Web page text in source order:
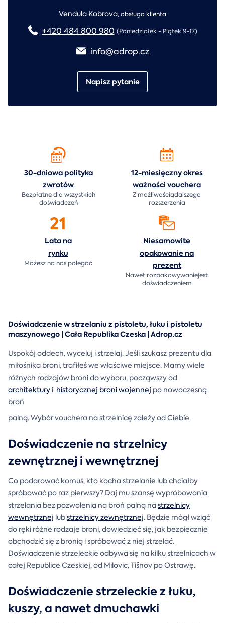
Vendula Kobrova,obsługa klienta
+420 484 800 980 (Poniedziałek - Piątek 9-17)
info@adrop.cz
Napisz pytanie
30-dniowa polityka
zwrotów
Bezpłatne dla wszystkich
doświadczeń
12-miesięczny okres
ważności vouchera
Z możliwościądalszego
rozszerzenia
21
Lata na
rynku
Możesz na nas polegać
Niesamowite
opakowanie na
prezent
Nawet rozpakowywaniejest
doświadczeniem
Doświadczenie w strzelaniu z pistoletu, łuku i pistoletu
maszynowego | Cała Republika Czeska | Adrop.cz
Uspokój oddech, wyceluj i strzelaj. Jeśli szukasz prezentu dla
miłośnika broni, trafiłeś we właściwe miejsce. Mamy wiele
różnych rodzajów broni do wyboru, począwszy od
architekturyi historycznej broni wojennej po nowoczesną
broń
palną. Wybór vouchera na strzelnicę zależy od Ciebie.
Doświadczenie na strzelnicy
zewnętrznej i wewnętrznej
Co podarować komuś, kto kocha strzelanie lub chciałby
spróbować po raz pierwszy? Daj mu szansę wypróbowania
strzelania bez pozwolenia na broń palną nastrzelnicy
wewnętrznej lubstrzelnicy zewnętrznej. Będzie mógł wziąć
do ręki różne rodzaje broni, dowiedzieć się, jak bezpiecznie
obchodzić się z bronią i spróbować z niej strzelać.
Doświadczenie strzeleckie odbywa się na kilku strzelnicach w
całej Republice Czeskiej, od Milovic, Tišnov po Ostrawę.
Doświadczenie strzeleckie z łuku,
kuszy, a nawet dmuchawki